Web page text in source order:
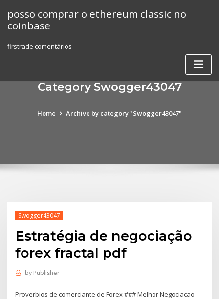
content
posso comprar o ethereum classic no
coinbase
firstrade comentários
Category Swogger43047
Home Archive by category "Swogger43047"
Swogger43047
Estratégia de negociação
forex fractal pdf
by Publisher
Proverbios de comerciante de Forex ### Melhor Negociacao